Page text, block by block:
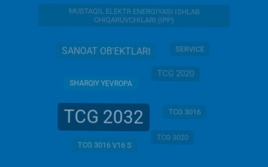
MUSTAQIL ELEKTR ENERGIYASI ISHLAB
CHIQARUVCHILARI (IPP)
SANOAT OB'EKTLARI SERVICE
SHARQIY YEVROPA
TCG 2020
TCG 2032 TCG 3016
TCG 3016 V16 S
TCG 3020